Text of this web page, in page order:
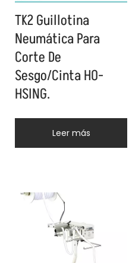
TK2 Guillotina
Neumática Para
Corte De
Sesgo/Cinta HO-
HSING.
Leer más